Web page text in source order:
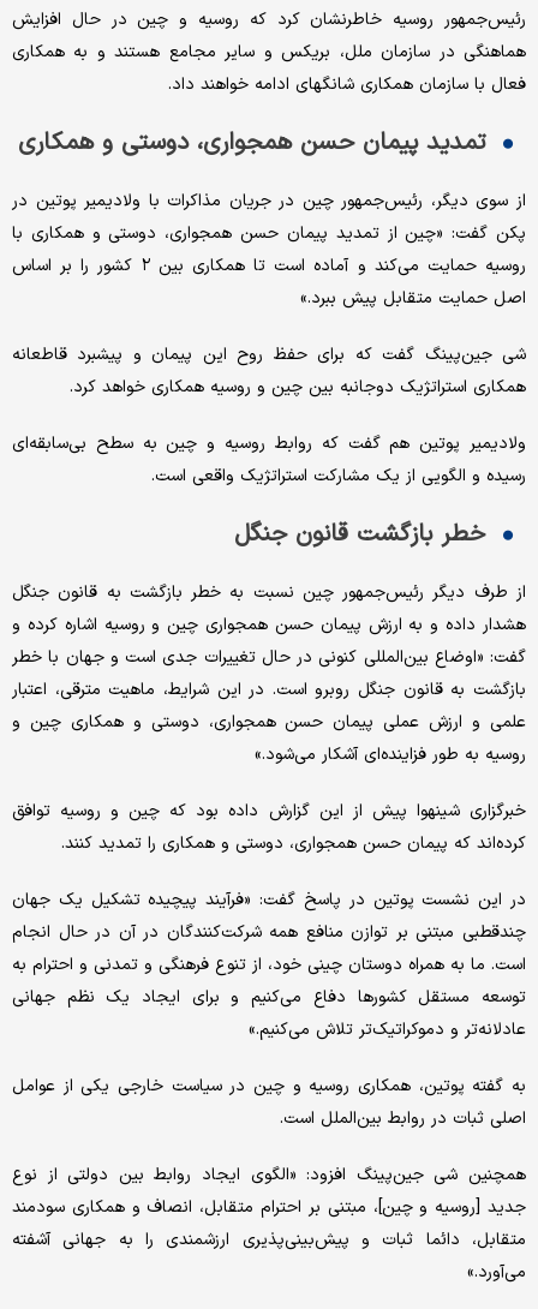
رئیس‌جمهور روسیه خاطرنشان کرد که روسیه و چین در حال افزایش
هماهنگی در سازمان ملل، بریکس و سایر مجامع هستند و به همکاری
فعال با سازمان همکاری شانگهای ادامه خواهند داد.
تمدید پیمان حسن همجواری، دوستی و همکاری
از سوی دیگر، رئیس‌جمهور چین در جریان مذاکرات با ولادیمیر پوتین در
پکن گفت: «چین از تمدید پیمان حسن همجواری، دوستی و همکاری با
روسیه حمایت می‌کند و آماده است تا همکاری بین ۲ کشور را بر اساس
اصل حمایت متقابل پیش ببرد.»
شی‌ جین‌پینگ گفت که برای حفظ روح این پیمان و پیشبرد قاطعانه
همکاری استراتژیک دوجانبه بین چین و روسیه همکاری خواهد کرد.
ولادیمیر پوتین هم گفت که روابط روسیه و چین به سطح بی‌سابقه‌ای
رسیده و الگویی از یک مشارکت استراتژیک واقعی است.
خطر بازگشت قانون جنگل
از طرف دیگر رئیس‌جمهور چین نسبت به خطر بازگشت به قانون جنگل
هشدار داده و به ارزش پیمان حسن همجواری چین و روسیه اشاره کرده و
گفت: «اوضاع بین‌المللی کنونی در حال تغییرات جدی است و جهان با خطر
بازگشت به قانون جنگل روبرو است. در این شرایط، ماهیت مترقی، اعتبار
علمی و ارزش عملی پیمان حسن همجواری، دوستی و همکاری چین و
روسیه به طور فزاینده‌ای آشکار می‌شود.»
خبرگزاری شینهوا پیش از این گزارش داده بود که چین و روسیه توافق
کرده‌اند که پیمان حسن همجواری، دوستی و همکاری را تمدید کنند.
در این نشست پوتین در پاسخ گفت: «فرآیند پیچیده تشکیل یک جهان
چندقطبی مبتنی بر توازن منافع همه شرکت‌کنندگان در آن در حال انجام
است. ما به همراه دوستان چینی خود، از تنوع فرهنگی و تمدنی و احترام به
توسعه مستقل کشورها دفاع می‌کنیم و برای ایجاد یک نظم جهانی
عادلانه‌تر و دموکراتیک‌تر تلاش می‌کنیم.»
به گفته پوتین، همکاری روسیه و چین در سیاست خارجی یکی از عوامل
اصلی ثبات در روابط بین‌الملل است.
همچنین شی جین‌پینگ افزود: «الگوی ایجاد روابط بین دولتی از نوع
جدید [روسیه و چین]، مبتنی بر احترام متقابل، انصاف و همکاری سودمند
متقابل، دائما ثبات و پیش‌بینی‌پذیری ارزشمندی را به جهانی آشفته
می‌آورد.»